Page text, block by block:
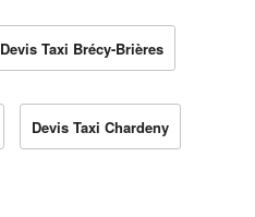
Devis Taxi Brécy-Brières
Devis Taxi Chardeny